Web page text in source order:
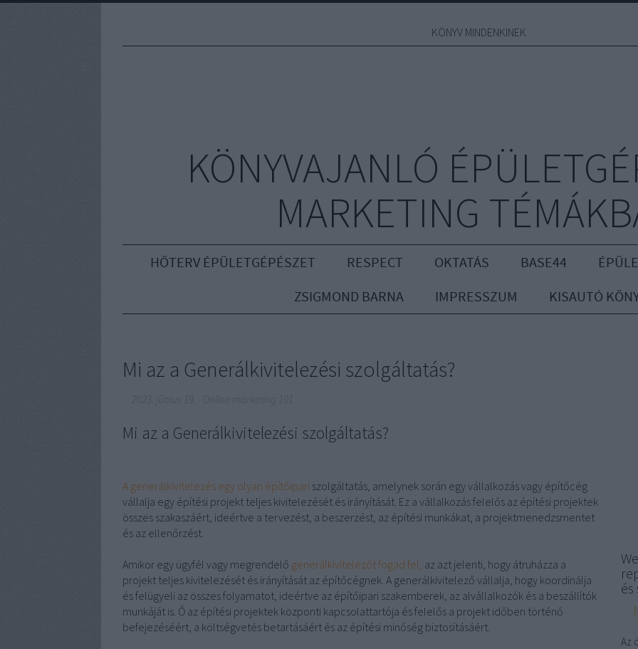
KÖNYV MINDENKINEK
KÖNYVAJANLÓ
MARKETING
HŐTERV ÉPÜLETGÉPÉSZET RESPECT OKTATÁS BASE44
ZSIGMOND BARNA
IMPRESSZUM KISAUTÓ
Mi az a Generálkivitelezési szolgáltatás?
Mi az a Generálkivitelezési szolgáltatás?
A generálkivitelezés egy olyan építőipari szolgáltatás, amelynek során egy vállalkozás vagy építőcég
vállalja egy építési projekt teljes kivitelezését és irányítását. Ez a vállalkozás felelős az építési projektek
összes szakaszáért, ideértve a tervezést, a beszerzést, az építési munkákat, a projektmenedzsmentet
és az ellenőrzést.
Amikor egy ügyfél vagy megrendelő generálkivitelezőt fogad fel, az azt jelenti, hogy átruházza a
projekt teljes kivitelezését és irányítását az építőcégnek. A generálkivitelező vállalja, hogy koordinálja
és felügyeli az összes folyamatot, ideértve az építőipari szakemberek, az alvállalkozók és a beszállítók
munkáját is. Ő az építési projektek központi kapcsolattartója és felelős a projekt időben történő
befejezéséért, a költségvetés betartásáért és az építési minőség biztosításáért.
Az